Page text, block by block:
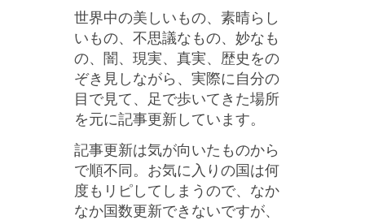
世界中の美しいもの、素晴らし
いもの、不思議なもの、妙なも
の、闇、現実、真実、歴史をの
ぞき見しながら、実際に自分の
目で見て、足で歩いてきた場所
を元に記事更新しています。
記事更新は気が向いたものから
で順不同。お気に入りの国は何
度もリピしてしまうので、なか
なか国数更新できないですが、